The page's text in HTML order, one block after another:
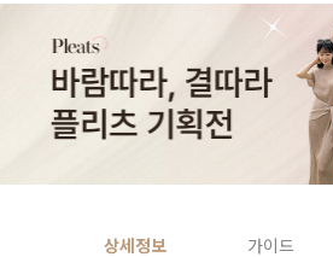
상세정보 가이드